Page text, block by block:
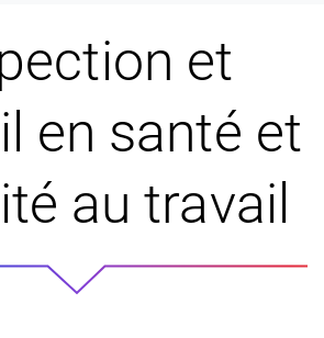
et
en santé et
au travail